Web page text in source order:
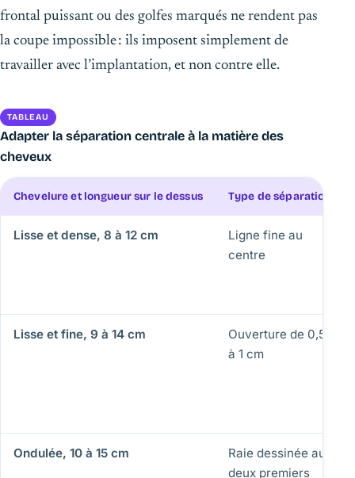
frontal puissant ou des golfes marqués ne rendent pas
la coupe impossible : ils imposent simplement de
travailler avec l’implantation, et non contre elle.
TABLEAU
Adapter la séparation centrale à la matière des
cheveux
Chevelure et longueur sur le dessus Type de séparation
Lisse et dense, 8 à 12 cm
Ligne fine au
centre
Lisse et fine, 9 à 14 cm
Ouverture de 0,5
à 1 cm
Ondulée, 10 à 15 cm
Raie dessinée aux
deux premiers